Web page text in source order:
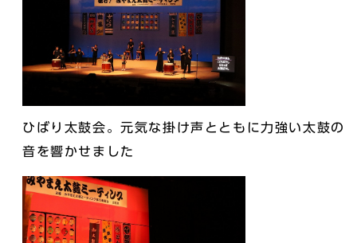
ひばり太鼓会。元気な掛け声とともに力強い太鼓の
音を響かせました